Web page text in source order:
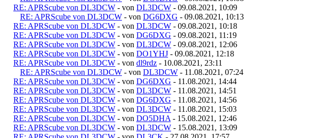
RE: APRScube von DL3DCW - von DL3DCW - 09.08.2021, 10:09
RE: APRScube von DL3DCW - von DG6DXG - 09.08.2021, 10:13
RE: APRScube von DL3DCW - von DL3DCW - 09.08.2021, 10:18
RE: APRScube von DL3DCW - von DG6DXG - 09.08.2021, 11:19
RE: APRScube von DL3DCW - von DL3DCW - 09.08.2021, 12:06
RE: APRScube von DL3DCW - von DO1YHJ - 09.08.2021, 12:18
RE: APRScube von DL3DCW - von dl9rdz - 10.08.2021, 23:11
RE: APRScube von DL3DCW - von DL3DCW - 11.08.2021, 07:24
RE: APRScube von DL3DCW - von DG6DXG - 11.08.2021, 14:44
RE: APRScube von DL3DCW - von DL3DCW - 11.08.2021, 14:51
RE: APRScube von DL3DCW - von DG6DXG - 11.08.2021, 14:56
RE: APRScube von DL3DCW - von DL3DCW - 11.08.2021, 15:03
RE: APRScube von DL3DCW - von DO5DHA - 15.08.2021, 12:46
RE: APRScube von DL3DCW - von DL3DCW - 15.08.2021, 13:09